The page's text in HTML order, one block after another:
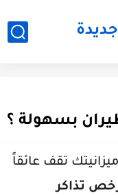
بسهولة ؟
تقف عائقاً
تذاكر